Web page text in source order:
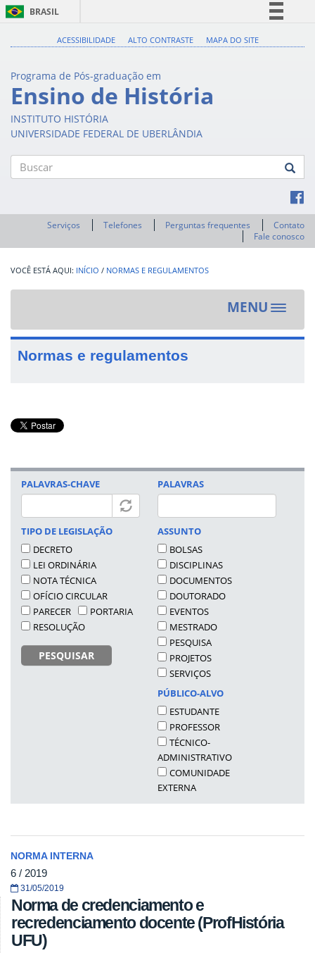
BRASIL
Acesso à informação
ACESSIBILIDADE ALTO CONTRASTE MAPA DO SITE
Programa de Pós-graduação em
Ensino de História
INSTITUTO HISTÓRIA
UNIVERSIDADE FEDERAL DE UBERLÂNDIA
Serviços Telefones Perguntas frequentes
Contato
Fale conosco
INÍCIO / NORMAS E REGULAMENTOS
MENU
Toggle
Normas e regulamentos
PALAVRAS-CHAVE
TIPO DE LEGISLAÇÃO
DECRETO
LEI ORDINÁRIA
NOTA TÉCNICA
OFÍCIO CIRCULAR
PARECER
PORTARIA
RESOLUÇÃO
PESQUISAR
PALAVRAS
ASSUNTO
BOLSAS
DISCIPLINAS
DOCUMENTOS
DOUTORADO
EVENTOS
MESTRADO
PESQUISA
PROJETOS
SERVIÇOS
PÚBLICO-ALVO
ESTUDANTE
PROFESSOR
TÉCNICO-
ADMINISTRATIVO
COMUNIDADE
EXTERNA
NORMA INTERNA
6 / 2019
31/05/2019
Norma de credenciamento e
recredenciamento docente (ProfHistória
UFU)